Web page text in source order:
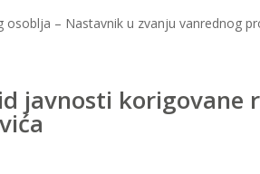
osoblja – Nastavnik u zvanju vanrednog
javnosti korigovane